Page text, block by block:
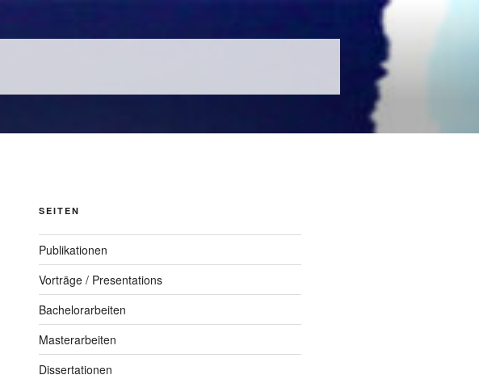
SEITEN
Publikationen
Vorträge / Presentations
Bachelorarbeiten
Masterarbeiten
Dissertationen